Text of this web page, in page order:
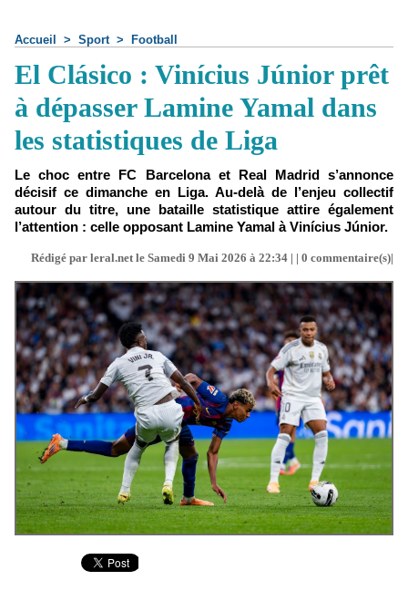
Accueil > Sport > Football
El Clásico : Vinícius Júnior prêt
à dépasser Lamine Yamal dans
les statistiques de Liga
Le choc entre FC Barcelona et Real Madrid s’annonce
décisif ce dimanche en Liga. Au-delà de l’enjeu collectif
autour du titre, une bataille statistique attire également
l’attention : celle opposant Lamine Yamal à Vinícius Júnior.
Rédigé par leral.net le Samedi 9 Mai 2026 à 22:34 | | 0 commentaire(s)|